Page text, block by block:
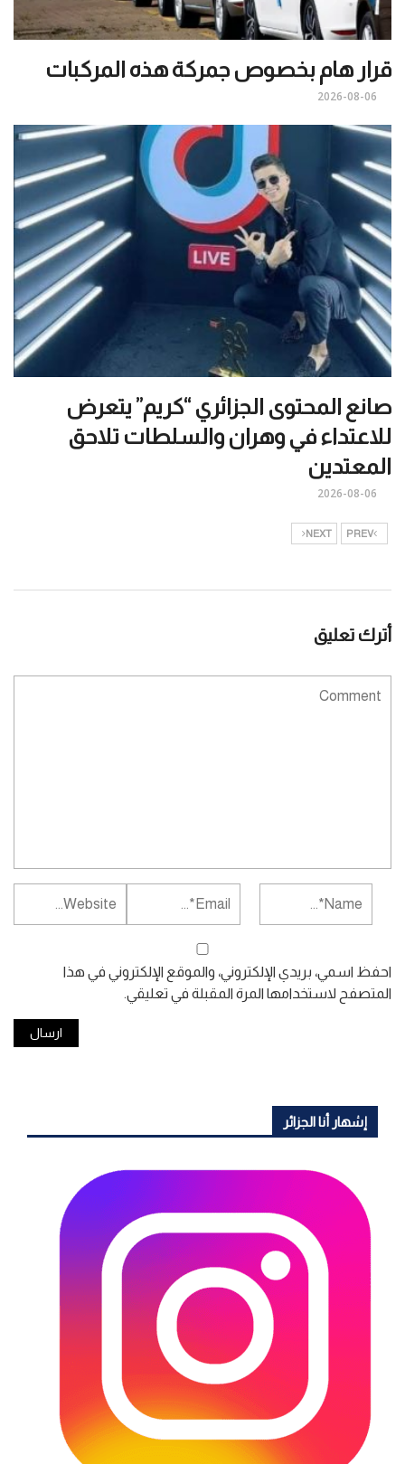
قرار هام بخصوص جمركة هذه المركبات
2026-08-06
صانع المحتوى الجزائري “كريم” يتعرض
للاعتداء في وهران والسلطات تلاحق
المعتدين
2026-08-06
PREV
NEXT
أترك تعليق
احفظ اسمي، بريدي الإلكتروني، والموقع الإلكتروني في هذا
المتصفح لاستخدامها المرة المقبلة في تعليقي.
إشهار أنا الجزائر